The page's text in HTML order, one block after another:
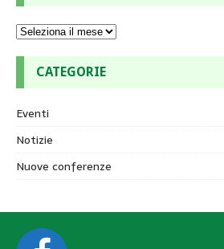
CATEGORIE
Eventi
Notizie
Nuove conferenze